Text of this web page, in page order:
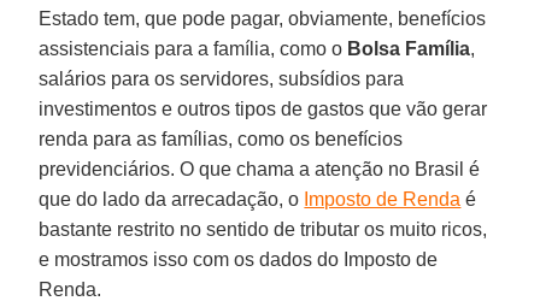
Estado tem, que pode pagar, obviamente, benefícios
assistenciais para a família, como o Bolsa Família,
salários para os servidores, subsídios para
investimentos e outros tipos de gastos que vão gerar
renda para as famílias, como os benefícios
previdenciários. O que chama a atenção no Brasil é
que do lado da arrecadação, o Imposto de Renda é
bastante restrito no sentido de tributar os muito ricos,
e mostramos isso com os dados do Imposto de
Renda.